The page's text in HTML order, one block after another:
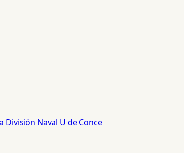
División Naval U de Conce